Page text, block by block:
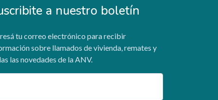
a nuestro boletín
tu correo electrónico para recibir
sobre llamados de vivienda, remates y
las novedades de la ANV.